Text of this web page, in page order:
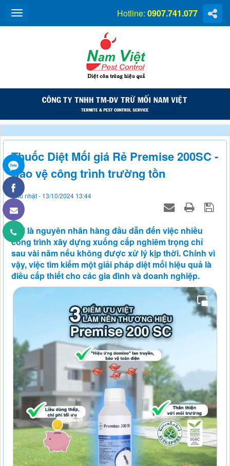
Hotline: 0907.741.077
Thuốc Diệt Mối giá Rẻ Premise 200SC -
Bảo vệ công trình trường tồn
Chủ nhật - 13/10/2024 13:44
Mối là nguyên nhân hàng đầu dẫn đến việc nhiều
công trình xây dựng xuống cấp nghiêm trọng chỉ
sau vài năm nếu không được xử lý kịp thời. Chính vì
vậy, việc tìm kiếm một giải pháp diệt mối hiệu quả là
điều cấp thiết cho các gia đình và doanh nghiệp.